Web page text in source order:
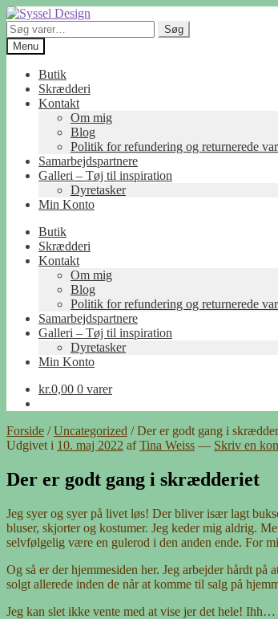
Spring
til
navigation
Spring
til
indhold
Søg
efter:
Søg
Menu
Butik
Skrædderi
Kontakt
Om mig
Blog
Politik for refundering og returnerede
Samarbejdspartnere
Galleri – Tøj til inspiration
Dyretasker
Min Konto
Butik
Skrædderi
Kontakt
Om mig
Blog
Politik for refundering og returnerede
Samarbejdspartnere
Galleri – Tøj til inspiration
Dyretasker
Min Konto
kr.0,00 0 varer
Forside /Uncategorized /Der er godt gang i
Udgivet i 10. maj 2022 afTina Weiss — Skriv en
Der er godt gang i skrædderiet
Jeg syer og syer på livet løs! Der bliver især lagt
bluser, skjorter og kostumer. Jeg keder mig aldrig.
selvfølgelig være en gulerod i den anden ende. For
Og så er der hjemmesiden her. Jeg arbejder hårdt
solgt allerede inden de når at komme til salg på
Jeg kan slet ikke vente med at vise jer det hele! Ihh…